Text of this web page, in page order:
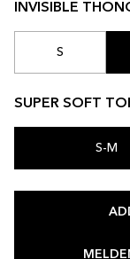
INVISIBLE
S
SUPER SOFT
S-M